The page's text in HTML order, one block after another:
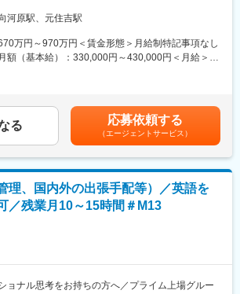
も意図を汲み、形にして返す（最小の往復で前
、スピード感と柔軟性が求められます。一方で秘
意思決定を最適化し、重要テーマの推進を加速す
を処理するのではなく、【成果】をつくる）。
要関係者対応を、先読み・段取り・情報整流化で
最高のパフォーマンスを発揮できる状態をつく
正確性を守りながら、スピードと品質を両立す
社の定める業務
だくことを想定しております。
内容の例】
調整
応
業務
るTOK技術革新センターへの日帰り出張が週2～3
秘書業務のバックアップも視野に入れています。
動領域の拡大および業務の過密化に伴い、秘書業
加しており、正確かつ迅速な対応に加え、適切な
ております。
河原駅、元住吉駅
万円～970万円＜賃金形態＞月給制特記事項なし
額（基本給）：330,000円～430,000円＜月給＞
目欄に記載賃金はあくまでも目安の金額であり、
下する可能性があります。月給(月額)は固定手当を
る 応募依頼する
（エージェントサービス）
理、国内外の出張手配等）／英語を
／残業月10～15時間＃M13
ョナル思考をお持ちの方へ／プライム上場グルー